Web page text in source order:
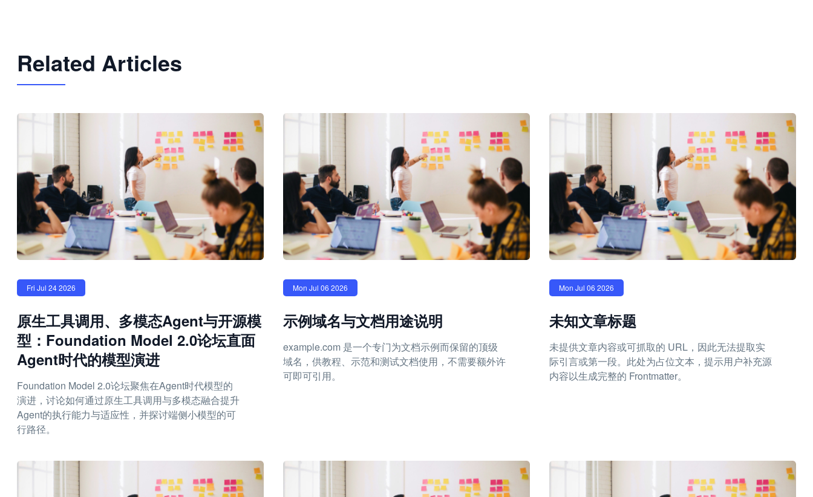
Related Articles
Fri Jul 24 2026
原生工具调用、多模态Agent与开源模
型：Foundation Model 2.0论坛直面
Agent时代的模型演进
Foundation Model 2.0论坛聚焦在Agent时代模型的
演进，讨论如何通过原生工具调用与多模态融合提升
Agent的执行能力与适应性，并探讨端侧小模型的可
行路径。
Mon Jul 06 2026
示例域名与文档用途说明
example.com 是一个专门为文档示例而保留的顶级
域名，供教程、示范和测试文档使用，不需要额外许
可即可引用。
Mon Jul 06 2026
未知文章标题
未提供文章内容或可抓取的 URL，因此无法提取实
际引言或第一段。此处为占位文本，提示用户补充源
内容以生成完整的 Frontmatter。